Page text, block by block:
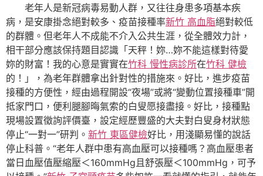
老年人是新冠病毒易動人群，又往往身患多項基本疾
病，是安康掛念絕對較多、疫苗接種率新竹 高血脂絕對較低
的群體。但老年人不成能不介入公共生涯，從全體效力計，
相干部分應該保持題目認識「天秤！妳…妳不能這樣對待愛
妳的財富！我的心意是實實在竹科 慢性病診所在竹科 健檢
的！」，為老年群體拿出針對性的措施來。好比，進步疫苗
接種的方便性，經由過程開設“夜場”或將“變動位置接種車”開
抵家門口，便利腿腳晦氣索的白叟愿接盡接。好比，接種點
現場設置徵詢評價臺，設定經歷豐盛的大夫對白叟身材狀態
停止“一對一”研判。 新竹 東區健檢好比，用淺顯易懂的說話
停止科普。“老年人群中患有高血壓可以接種嗎？高血壓患者
當日血壓值壓縮壓＜160mmHg且舒張壓＜100mmHg，可予